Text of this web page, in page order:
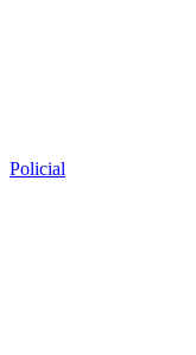
Policial